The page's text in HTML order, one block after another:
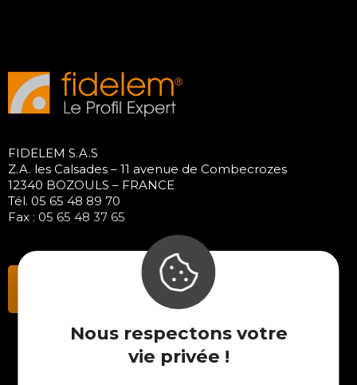
Nous respectons votre
vie privée !
FIDELEM S.A.S
Z.A. les Calsades – 11 avenue de Combecrozes
12340 BOZOULS – FRANCE
Tél. 05 65 48 89 70
Fax : 05 65 48 37 65
Contactez-nous